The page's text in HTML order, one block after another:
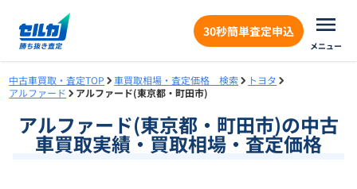
30秒簡単査定申込
メニュー
中古車買取・査定TOP 車買取相場・査定価格 検索
トヨタ
アルファード
アルファード(東京都・町田市)
アルファード(東京都 ・ 町田市)の中古
車買取実績・買取相場・査定価格